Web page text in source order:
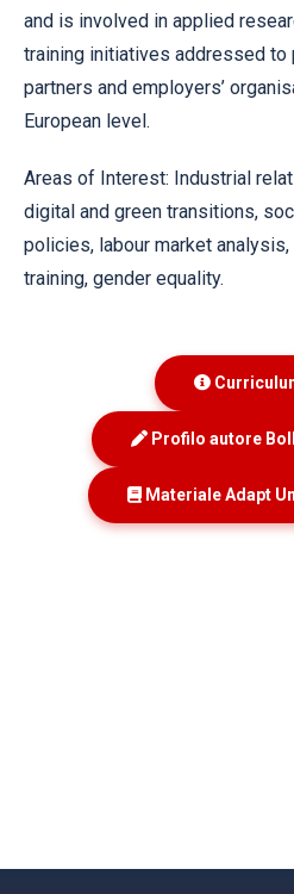
and is involved in applied
training initiatives addressed
partners and employers’
European level.
Areas of Interest: Industrial
digital and green transitions,
policies, labour market
training, gender equality.
Profilo autore
Materiale Adapt